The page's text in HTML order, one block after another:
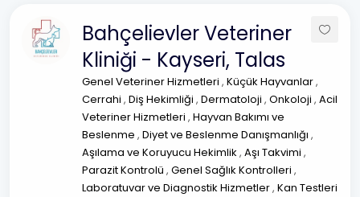
Bahçelievler Veteriner
Kliniği - Kayseri, Talas
Genel Veteriner Hizmetleri , Küçük Hayvanlar,
Cerrahi , Diş Hekimliği , Dermatoloji , Onkoloji , Acil
Veteriner Hizmetleri , Hayvan Bakımı ve
Beslenme , Diyet ve Beslenme Danışmanlığı ,
Aşılama ve Koruyucu Hekimlik , Aşı Takvimi ,
Parazit Kontrolü , Genel Sağlık Kontrolleri ,
Laboratuvar ve Diagnostik Hizmetler, Kan Testleri